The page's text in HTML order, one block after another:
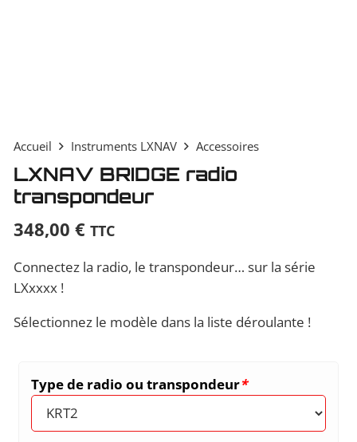
Accueil Instruments LXNAV Accessoires
LXNAV BRIDGE radio
transpondeur
348,00 € TTC
Connectez la radio, le transpondeur… sur la série
LXxxxx !
Sélectionnez le modèle dans la liste déroulante !
Type de radio ou transpondeur*